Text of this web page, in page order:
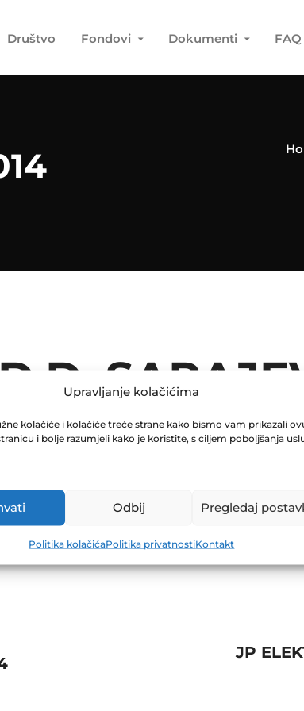
Upravljanje kolačićima
kolačiće i kolačiće treće strane kako bismo vam prikazali
i bolje razumjeli kako je koristite, s ciljem poboljšanja
Odbij Pregledaj
Politika kolačićaPolitika privatnostiKontakt
Društvo Fondovi Dokumenti FAQ
JP